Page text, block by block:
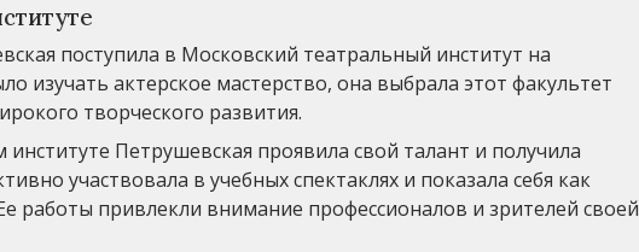
поступила в Московский театральный институт на
изучать актерское мастерство, она выбрала этот факультет
творческого развития.
Петрушевская проявила свой талант и получила
участвовала в учебных спектаклях и показала себя как
работы привлекли внимание профессионалов и зрителей своей